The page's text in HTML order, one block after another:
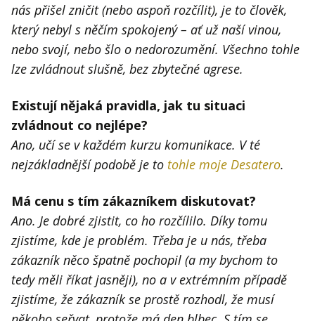
nás přišel zničit (nebo aspoň rozčílit), je to člověk,
který nebyl s něčím spokojený – ať už naší vinou,
nebo svojí, nebo šlo o nedorozumění. Všechno tohle
lze zvládnout slušně, bez zbytečné agrese.
Existují nějaká pravidla, jak tu situaci
zvládnout co nejlépe?
Ano, učí se v každém kurzu komunikace. V té
nejzákladnější podobě je to tohle moje Desatero.
Má cenu s tím zákazníkem diskutovat?
Ano. Je dobré zjistit, co ho rozčílilo. Díky tomu
zjistíme, kde je problém. Třeba je u nás, třeba
zákazník něco špatně pochopil (a my bychom to
tedy měli říkat jasněji), no a v extrémním případě
zjistíme, že zákazník se prostě rozhodl, že musí